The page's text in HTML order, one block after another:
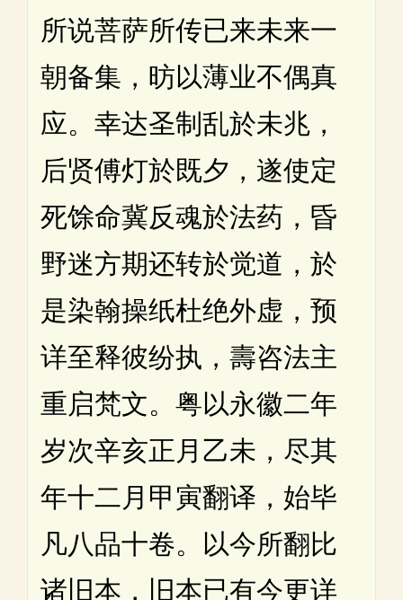
所说菩萨所传已来未来一
朝备集，昉以薄业不偶真
应。幸达圣制乱於未兆，
后贤傅灯於既夕，遂使定
死馀命冀反魂於法药，昏
野迷方期还转於觉道，於
是染翰操纸杜绝外虚，预
详至释彼纷执，壽咨法主
重启梵文。粤以永徽二年
岁次辛亥正月乙未，尽其
年十二月甲寅翻译，始毕
凡八品十卷。以今所翻比
诸旧本，旧本已有今更详